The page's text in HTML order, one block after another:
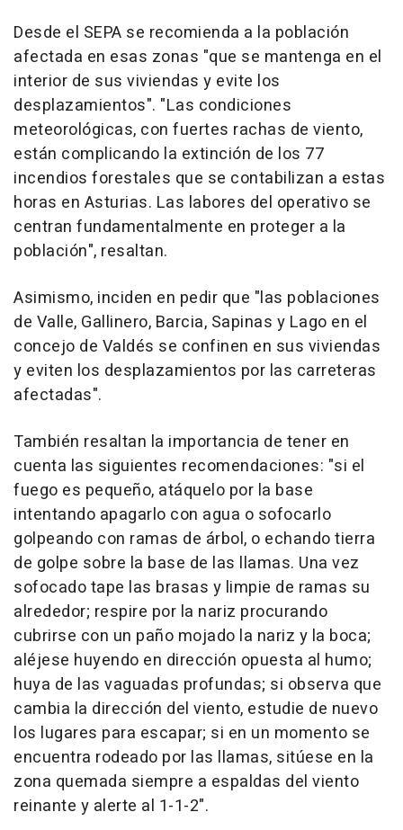
Desde el SEPA se recomienda a la población
afectada en esas zonas "que se mantenga en el
interior de sus viviendas y evite los
desplazamientos". "Las condiciones
meteorológicas, con fuertes rachas de viento,
están complicando la extinción de los 77
incendios forestales que se contabilizan a estas
horas en Asturias. Las labores del operativo se
centran fundamentalmente en proteger a la
población", resaltan.
Asimismo, inciden en pedir que "las poblaciones
de Valle, Gallinero, Barcia, Sapinas y Lago en el
concejo de Valdés se confinen en sus viviendas
y eviten los desplazamientos por las carreteras
afectadas".
También resaltan la importancia de tener en
cuenta las siguientes recomendaciones: "si el
fuego es pequeño, atáquelo por la base
intentando apagarlo con agua o sofocarlo
golpeando con ramas de árbol, o echando tierra
de golpe sobre la base de las llamas. Una vez
sofocado tape las brasas y limpie de ramas su
alrededor; respire por la nariz procurando
cubrirse con un paño mojado la nariz y la boca;
aléjese huyendo en dirección opuesta al humo;
huya de las vaguadas profundas; si observa que
cambia la dirección del viento, estudie de nuevo
los lugares para escapar; si en un momento se
encuentra rodeado por las llamas, sitúese en la
zona quemada siempre a espaldas del viento
reinante y alerte al 1-1-2".